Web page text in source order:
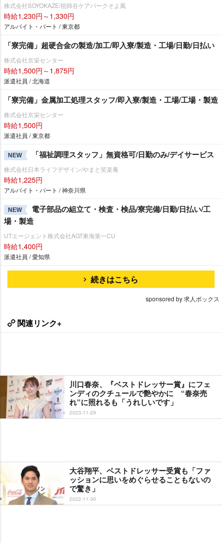
株式会社SOYOKAZE/祖師谷ケアパークそよ風
時給1,230円～1,330円
アルバイト・パート / 東京都
「寮完備」超硬合金の製造/加工/即入寮/製造・工場/日勤/日払い
株式会社京栄センター
時給1,500円～1,875円
派遣社員 / 北海道
「寮完備」金属加工処理スタッフ/即入寮/製造・工場/工場・製造
株式会社京栄センター
時給1,500円
派遣社員 / 東京都
NEW 「福祉調理スタッフ」無資格可/日勤のみ/デイサービス
株式会社日本ライフデザイン/やまと笑楽庵
時給1,225円
アルバイト・パート / 神奈川県
NEW
電子部品の組立て・検査・検品/寮完備/日勤/日払い/工
場・製造
UTエージェント株式会社AGT東海第一CU
時給1,400円
派遣社員 / 愛知県
続きはこちら
sponsored by 求人ボックス
関連リンク+
川口春奈、『ベストドレッサー賞』にフェ
ンディのクチュールで艶やかに “春奈売
れ”に照れるも「うれしいです」
2023-11-29
大谷翔平、ベストドレッサー受賞も「ファ
ッションに思いをめぐらせることもないの
で驚き」
2022-11-30